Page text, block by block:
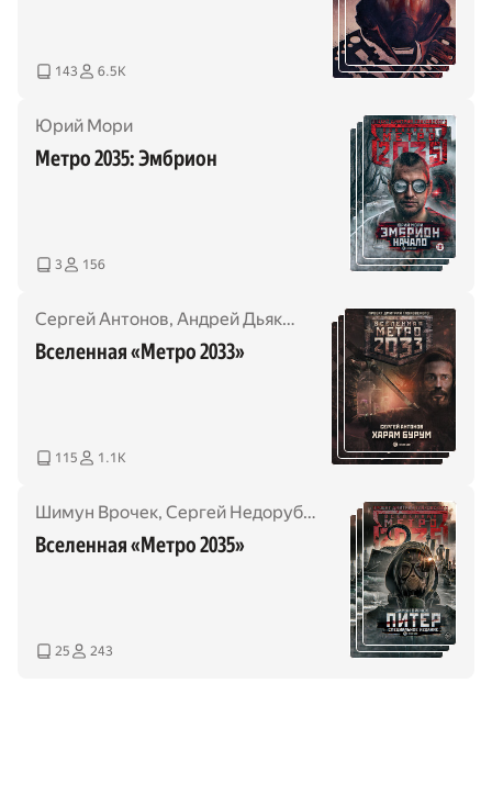
143 6.5K
Юрий Мори
Метро 2035: Эмбрион
3 156
Сергей Антонов, Андрей Дьяков Андрей Ерпылев ,
Вселенная «Метро 2033»
115 1.1K
Шимун Врочек, Сергей Недоруб,Дмитрий Манасыпов
Вселенная «Метро 2035»
25 243